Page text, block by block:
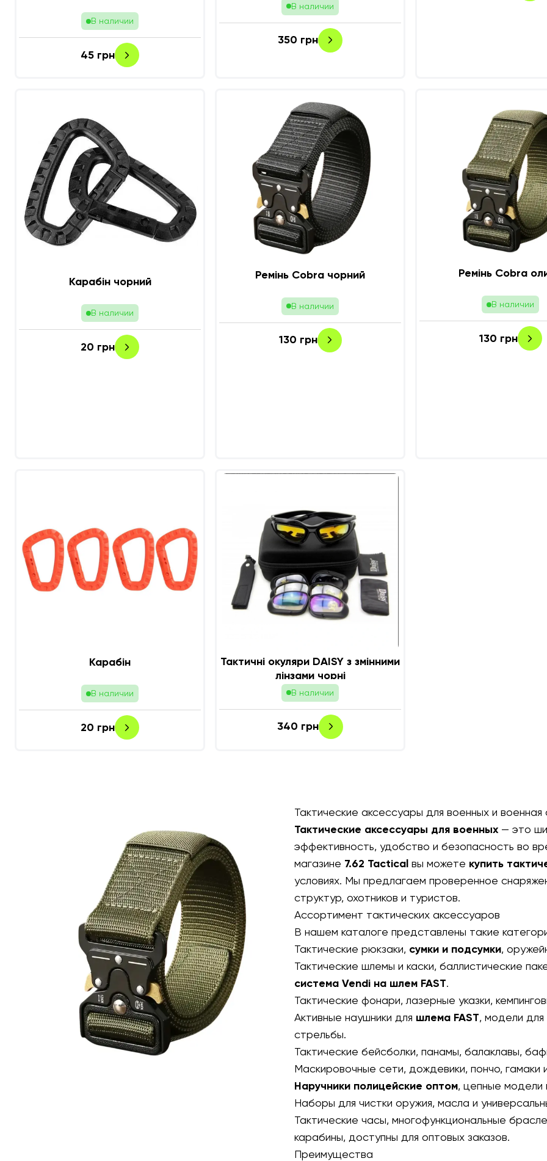
В наличии
45 грн
В наличии
350 грн
Карабін чорний
В наличии
20 грн
Ремінь Cobra чорний
В наличии
130 грн
Ремінь Cobra
В наличии
130 грн
Карабін
В наличии
20 грн
Тактичні окуляри DAISY з змінними
лінзами чорні
В наличии
340 грн
Тактические аксессуары для военных и
Тактические аксессуары для военных — это
эффективность, удобство и безопасность во
магазине 7.62 Tactical вы можете купить
условиях. Мы предлагаем проверенное
структур, охотников и туристов.
Ассортимент тактических аксессуаров
В нашем каталоге представлены такие
Тактические рюкзаки, сумки и подсумки,
Тактические шлемы и каски, баллистические
система Vendi на шлем FAST.
Тактические фонари, лазерные указки,
Активные наушники для шлема FAST, модели для
стрельбы.
Тактические бейсболки, панамы, балаклавы,
Маскировочные сети, дождевики, пончо, гамаки
Наручники полицейские оптом, цепные модели
Наборы для чистки оружия, масла и
Тактические часы, многофункциональные
карабины, доступны для оптовых заказов.
Преимущества